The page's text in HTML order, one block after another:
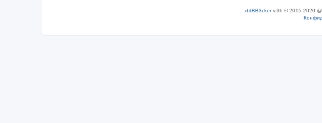
xbtBB3ckerv.3h © 2015-2020 @